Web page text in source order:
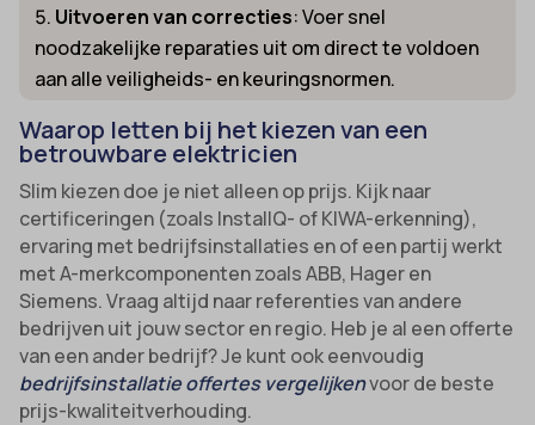
Uitvoeren van correcties: Voer snel
noodzakelijke reparaties uit om direct te voldoen
aan alle veiligheids- en keuringsnormen.
Waarop letten bij het kiezen van een
betrouwbare elektricien
Slim kiezen doe je niet alleen op prijs. Kijk naar
certificeringen (zoals InstallQ- of KIWA-erkenning),
ervaring met bedrijfsinstallaties en of een partij werkt
met A-merkcomponenten zoals ABB, Hager en
Siemens. Vraag altijd naar referenties van andere
bedrijven uit jouw sector en regio. Heb je al een offerte
van een ander bedrijf? Je kunt ook eenvoudig
bedrijfsinstallatie offertes vergelijkenvoor de beste
prijs-kwaliteitverhouding.